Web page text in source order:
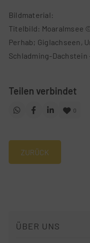
Bildmaterial:
Titelbild: Moaralmsee
Perhab; Giglachseen,
Schladming-Dachstein
Teilen verbindet
0
ZURÜCK
überspringen
ÜBER UNS